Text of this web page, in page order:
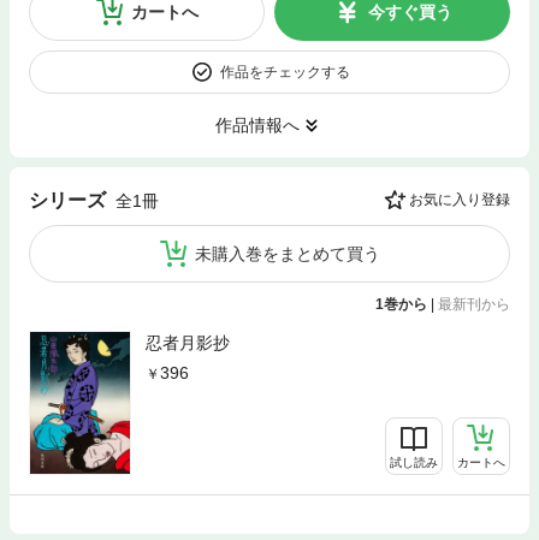
カートへ 今すぐ買う
作品をチェックする
作品情報へ
シリーズ 全1冊 お気に入り登録
未購入巻をまとめて買う
1巻から | 最新刊から
忍者月影抄
396
試し読み カートへ